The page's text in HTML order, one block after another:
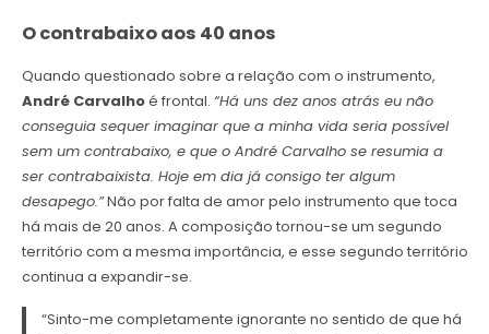
O contrabaixo aos 40 anos
Quando questionado sobre a relação com o instrumento,
André Carvalhoé frontal. “Há uns dez anos atrás eu não
conseguia sequer imaginar que a minha vida seria possível
sem um contrabaixo, e que o André Carvalho se resumia a
ser contrabaixista. Hoje em dia já consigo ter algum
desapego.”Não por falta de amor pelo instrumento que toca
há mais de 20 anos. A composição tornou-se um segundo
território com a mesma importância, e esse segundo território
continua a expandir-se.
“Sinto-me completamente ignorante no sentido de que há